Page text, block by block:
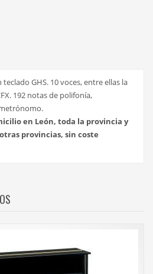
GHS. 10 voces, entre ellas la
192 notas de polifonía,
en León, toda la provincia y
provincias, sin coste